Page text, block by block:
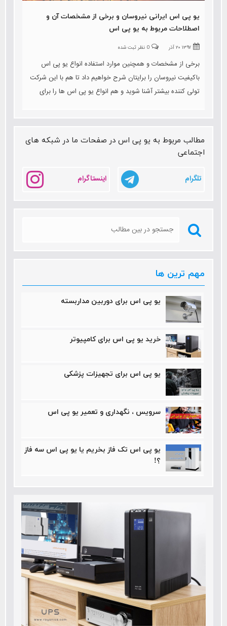
یو پی اس ایرانی نیروسان و برخی از مشخصات آن و
اصطلاحات مربوط به یو پی اس
۱۳۹۷ ۲۰ آذر 0 نظر ثبت شده
برخی از مشخصات و همچنین موارد استفاده انواع یو پی اس
باکیفیت نیروسان را برایتان شرح خواهیم داد تا هم با این شرکت
تولی کننده بیشتر آشنا شوید و هم انواع یو پی اس ها را برای
اشاره خواهیم کرد
مطالب مربوط به یو پی اس در صفحات ما در شبکه های
اجتماعی
تلگرام اینستاگرام
مهم ترین ها
یو پی اس برای دوربین مداربسته
خرید یو پی اس برای کامپیوتر
یو پی اس برای تجهیزات پزشکی
سرویس ، نگهداری و تعمیر یو پی اس
یو پی اس تک فاز بخریم یا یو پی اس سه فاز
؟!